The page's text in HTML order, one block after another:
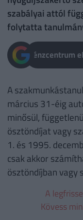
szabályai attól
folytatta
Pénzcentrum
A
március 31-éig
minősül,
ösztöndíjat vagy
1. és 1995.
csak akkor
ösztöndíjban vagy
A
Kövess